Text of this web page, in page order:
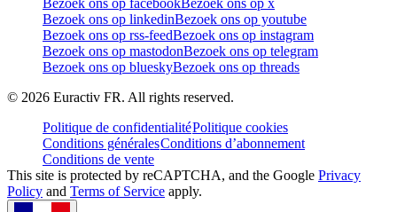
Bezoek ons op facebookBezoek ons op x
Bezoek ons op linkedinBezoek ons op youtube
Bezoek ons op rss-feedBezoek ons op instagram
Bezoek ons op mastodonBezoek ons op telegram
Bezoek ons op blueskyBezoek ons op threads
© 2026 Euractiv FR. All rights reserved.
Politique de confidentialitéPolitique cookies
Conditions généralesConditions d’abonnement
Conditions de vente
This site is protected by reCAPTCHA, and the Google Privacy
Policy and Terms of Service apply.